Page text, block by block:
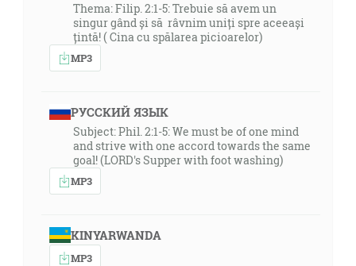
Thema: Filip. 2:1-5: Trebuie să avem un
singur gând și să râvnim uniți spre aceeași
țintă! ( Cina cu spălarea picioarelor)
MP3
РУССКИЙ ЯЗЫК
Subject: Phil. 2:1-5: We must be of one mind
and strive with one accord towards the same
goal! (LORD's Supper with foot washing)
MP3
KINYARWANDA
MP3